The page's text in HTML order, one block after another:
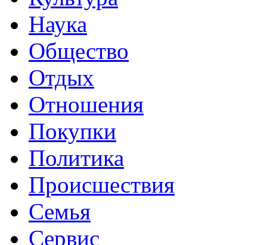
Наука
Общество
Отдых
Отношения
Покупки
Политика
Происшествия
Семья
Сервис